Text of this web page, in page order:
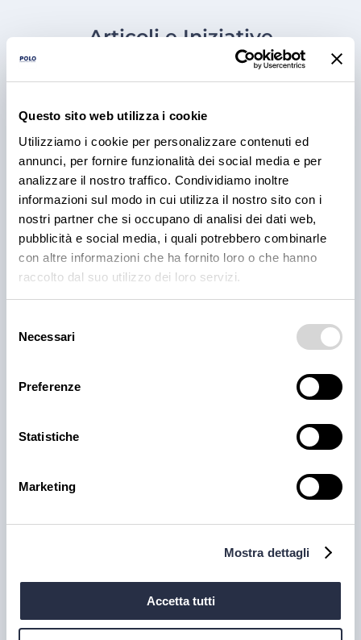
Questo sito web utilizza i cookie
Utilizziamo i cookie per personalizzare contenuti ed
annunci, per fornire funzionalità dei social media e per
analizzare il nostro traffico. Condividiamo inoltre
informazioni sul modo in cui utilizza il nostro sito con i
nostri partner che si occupano di analisi dei dati web,
pubblicità e social media, i quali potrebbero combinarle
con altre informazioni che ha fornito loro o che hanno
raccolto dal suo utilizzo dei loro servizi.
delNecessari
Preferenze
Statistiche
Marketing
Mostra dettagli
Accetta tutti
Articoli e Iniziative
RICETTE
BBQ Ribs: come preparare e
cuocere le costine di maiale
Scopri come preparare e cuocere le BBQ ribs per il
3 ago 2026
Cantina Valle Isarco: